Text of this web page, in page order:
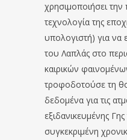
χρησιμοποιήσει
τεχνολογία της
υπολογιστή) για να
του Λαπλάς στο
καιρικών
τροφοδοτούσε τη
δεδομένα για τις
εξιδανικευμένης
συγκεκριμένη